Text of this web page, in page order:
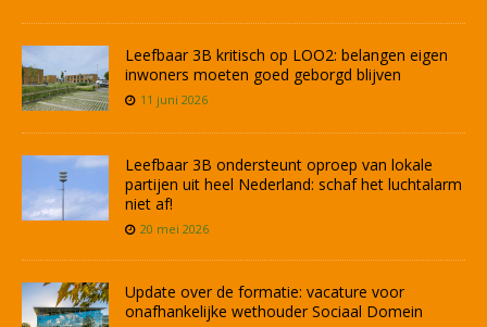
Leefbaar 3B kritisch op LOO2: belangen eigen
inwoners moeten goed geborgd blijven
11 juni 2026
Leefbaar 3B ondersteunt oproep van lokale
partijen uit heel Nederland: schaf het luchtalarm
niet af!
20 mei 2026
Update over de formatie: vacature voor
onafhankelijke wethouder Sociaal Domein